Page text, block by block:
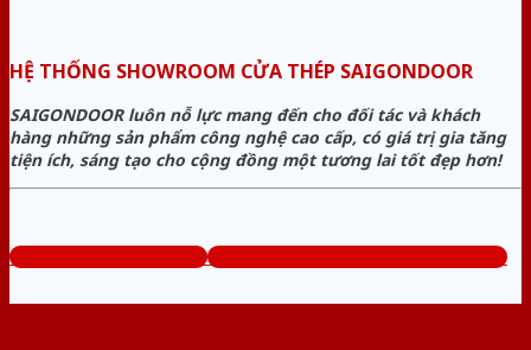
HỆ THỐNG SHOWROOM CỬA THÉP SAIGONDOOR
SAIGONDOOR luôn nỗ lực mang đến cho đối tác và khách
hàng những sản phẩm công nghệ cao cấp, có giá trị gia tăng
tiện ích, sáng tạo cho cộng đồng một tương lai tốt đẹp hơn!
www.baogiacuathep.com Tổng đài tư vấn miễn phí: 0824.400.400